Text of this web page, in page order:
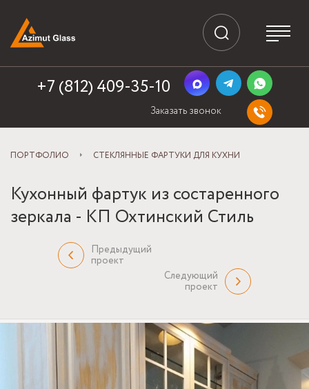
+7 (812) 409-35-10
Заказать звонок
ПОРТФОЛИО СТЕКЛЯННЫЕ ФАРТУКИ ДЛЯ КУХНИ
Кухонный фартук из состаренного
зеркала - КП Охтинский Стиль
Предыдущий
проект
Следующий
проект